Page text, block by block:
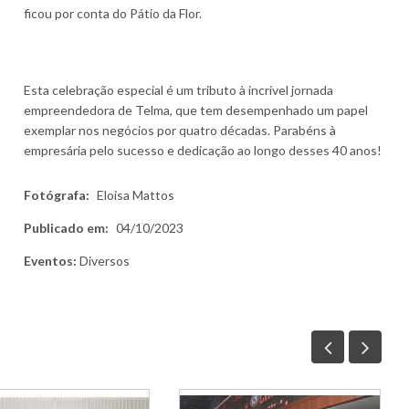
ficou por conta do Pátio da Flor.
Esta celebração especial é um tributo à incrível jornada
empreendedora de Telma, que tem desempenhado um papel
exemplar nos negócios por quatro décadas. Parabéns à
empresária pelo sucesso e dedicação ao longo desses 40 anos!
Fotógrafa: Eloisa Mattos
Publicado em: 04/10/2023
Eventos: Diversos